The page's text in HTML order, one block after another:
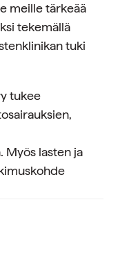
meille tärkeää
tekemällä
tuki
tukee
Myös lasten ja